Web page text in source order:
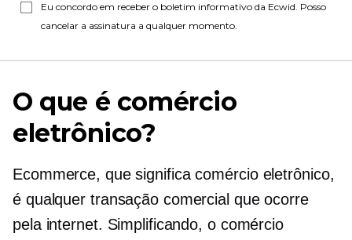
Eu concordo em receber o boletim informativo da Ecwid. Posso
cancelar a assinatura a qualquer momento.
O que é comércio
eletrônico?
Ecommerce, que significa comércio eletrônico,
é qualquer transação comercial que ocorre
pela internet. Simplificando, o comércio